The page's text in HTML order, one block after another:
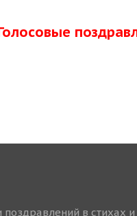
поздравлений в стихах и